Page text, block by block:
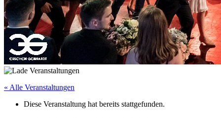
« Alle Veranstaltungen
Diese Veranstaltung hat bereits stattgefunden.